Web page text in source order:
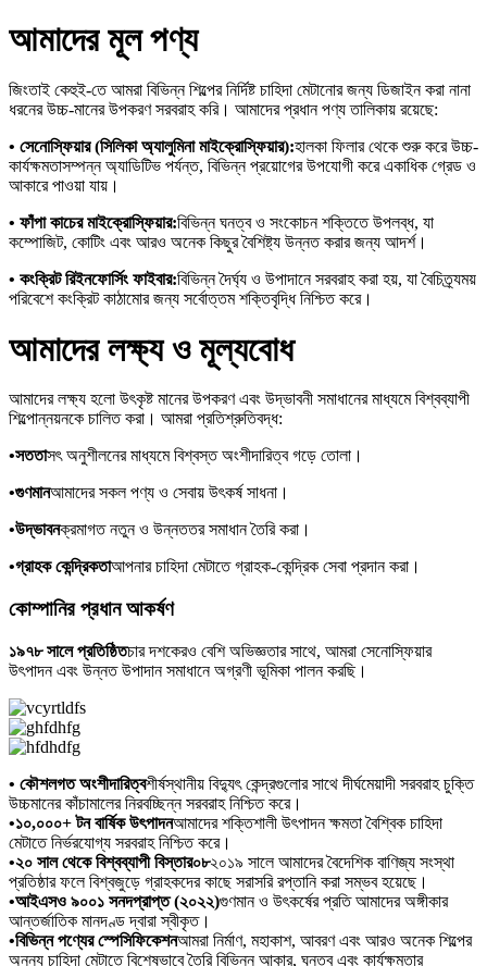
আমাদের মূল পণ্য
জিংতাই কেহুই-তে আমরা বিভিন্ন শিল্পের নির্দিষ্ট চাহিদা মেটানোর জন্য ডিজাইন করা নানা
ধরনের উচ্চ-মানের উপকরণ সরবরাহ করি। আমাদের প্রধান পণ্য তালিকায় রয়েছে:
• সেনোস্ফিয়ার (সিলিকা অ্যালুমিনা মাইক্রোস্ফিয়ার):হালকা ফিলার থেকে শুরু করে উচ্চ-
কার্যক্ষমতাসম্পন্ন অ্যাডিটিভ পর্যন্ত, বিভিন্ন প্রয়োগের উপযোগী করে একাধিক গ্রেড ও
আকারে পাওয়া যায়।
• ফাঁপা কাচের মাইক্রোস্ফিয়ার:বিভিন্ন ঘনত্ব ও সংকোচন শক্তিতে উপলব্ধ, যা
কম্পোজিট, কোটিং এবং আরও অনেক কিছুর বৈশিষ্ট্য উন্নত করার জন্য আদর্শ।
• কংক্রিট রিইনফোর্সিং ফাইবার:বিভিন্ন দৈর্ঘ্য ও উপাদানে সরবরাহ করা হয়, যা বৈচিত্র্যময়
পরিবেশে কংক্রিট কাঠামোর জন্য সর্বোত্তম শক্তিবৃদ্ধি নিশ্চিত করে।
আমাদের লক্ষ্য ও মূল্যবোধ
আমাদের লক্ষ্য হলো উৎকৃষ্ট মানের উপকরণ এবং উদ্ভাবনী সমাধানের মাধ্যমে বিশ্বব্যাপী
শিল্পোন্নয়নকে চালিত করা। আমরা প্রতিশ্রুতিবদ্ধ:
•সততাসৎ অনুশীলনের মাধ্যমে বিশ্বস্ত অংশীদারিত্ব গড়ে তোলা।
•গুণমানআমাদের সকল পণ্য ও সেবায় উৎকর্ষ সাধনা।
•উদ্ভাবনক্রমাগত নতুন ও উন্নততর সমাধান তৈরি করা।
•গ্রাহক কেন্দ্রিকতাআপনার চাহিদা মেটাতে গ্রাহক-কেন্দ্রিক সেবা প্রদান করা।
কোম্পানির প্রধান আকর্ষণ
১৯৭৮ সালে প্রতিষ্ঠিতচার দশকেরও বেশি অভিজ্ঞতার সাথে, আমরা সেনোস্ফিয়ার
উৎপাদন এবং উন্নত উপাদান সমাধানে অগ্রণী ভূমিকা পালন করছি।
• কৌশলগত অংশীদারিত্বশীর্ষস্থানীয় বিদ্যুৎ কেন্দ্রগুলোর সাথে দীর্ঘমেয়াদী সরবরাহ চুক্তি
উচ্চমানের কাঁচামালের নিরবচ্ছিন্ন সরবরাহ নিশ্চিত করে।
•১০,০০০+ টন বার্ষিক উৎপাদনআমাদের শক্তিশালী উৎপাদন ক্ষমতা বৈশ্বিক চাহিদা
মেটাতে নির্ভরযোগ্য সরবরাহ নিশ্চিত করে।
•২০ সাল থেকে বিশ্বব্যাপী বিস্তার০৮২০১৯ সালে আমাদের বৈদেশিক বাণিজ্য সংস্থা
প্রতিষ্ঠার ফলে বিশ্বজুড়ে গ্রাহকদের কাছে সরাসরি রপ্তানি করা সম্ভব হয়েছে।
•আইএসও ৯০০১ সনদপ্রাপ্ত (২০২২)গুণমান ও উৎকর্ষের প্রতি আমাদের অঙ্গীকার
আন্তর্জাতিক মানদণ্ড দ্বারা স্বীকৃত।
•বিভিন্ন পণ্যের স্পেসিফিকেশনআমরা নির্মাণ, মহাকাশ, আবরণ এবং আরও অনেক শিল্পের
অনন্য চাহিদা মেটাতে বিশেষভাবে তৈরি বিভিন্ন আকার, ঘনত্ব এবং কার্যক্ষমতার